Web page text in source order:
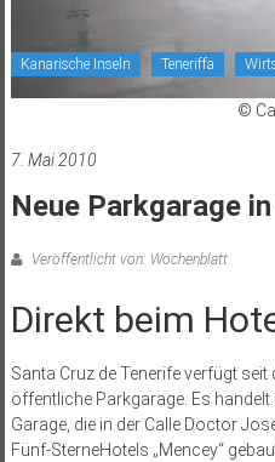
Kanarische Inseln Teneriffa
©
7. Mai 2010
Neue Parkgarage
Veröffentlicht von: Wochenblatt
Direkt beim
Santa Cruz de Tenerife verfügt seit
öffentliche Parkgarage. Es
Garage, die in der Calle Doctor
Fünf-SterneHotels „Mencey“